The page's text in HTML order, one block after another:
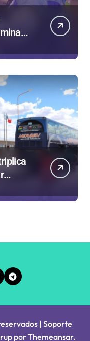
| Soporte
porThemeansar.